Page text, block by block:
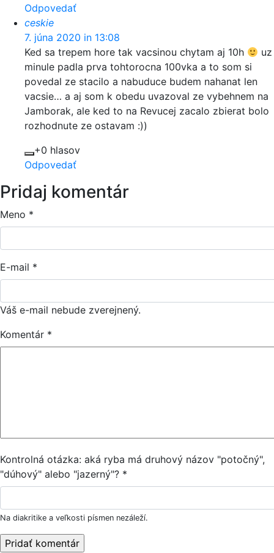
Odpovedať
ceskie
7. júna 2020 in 13:08
Ked sa trepem hore tak vacsinou chytam aj 10h
uz
minule padla prva tohtorocna 100vka a to som si
povedal ze stacilo a nabuduce budem nahanat len
vacsie… a aj som k obedu uvazoval ze vybehnem na
Jamborak, ale ked to na Revucej zacalo zbierat bolo
rozhodnute ze ostavam :))
+0 hlasov
Odpovedať
Pridaj komentár
Meno *
E-mail *
Váš e-mail nebude zverejnený.
Komentár *
Kontrolná otázka: aká ryba má druhový názov "potočný",
"dúhový" alebo "jazerný"? *
Na diakritike a veľkosti písmen nezáleží.